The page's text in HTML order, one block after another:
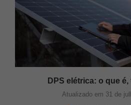
DPS elétrica: o que
Atualizado em 31 de